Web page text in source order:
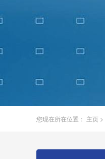
您现在所在位置： 主页 >